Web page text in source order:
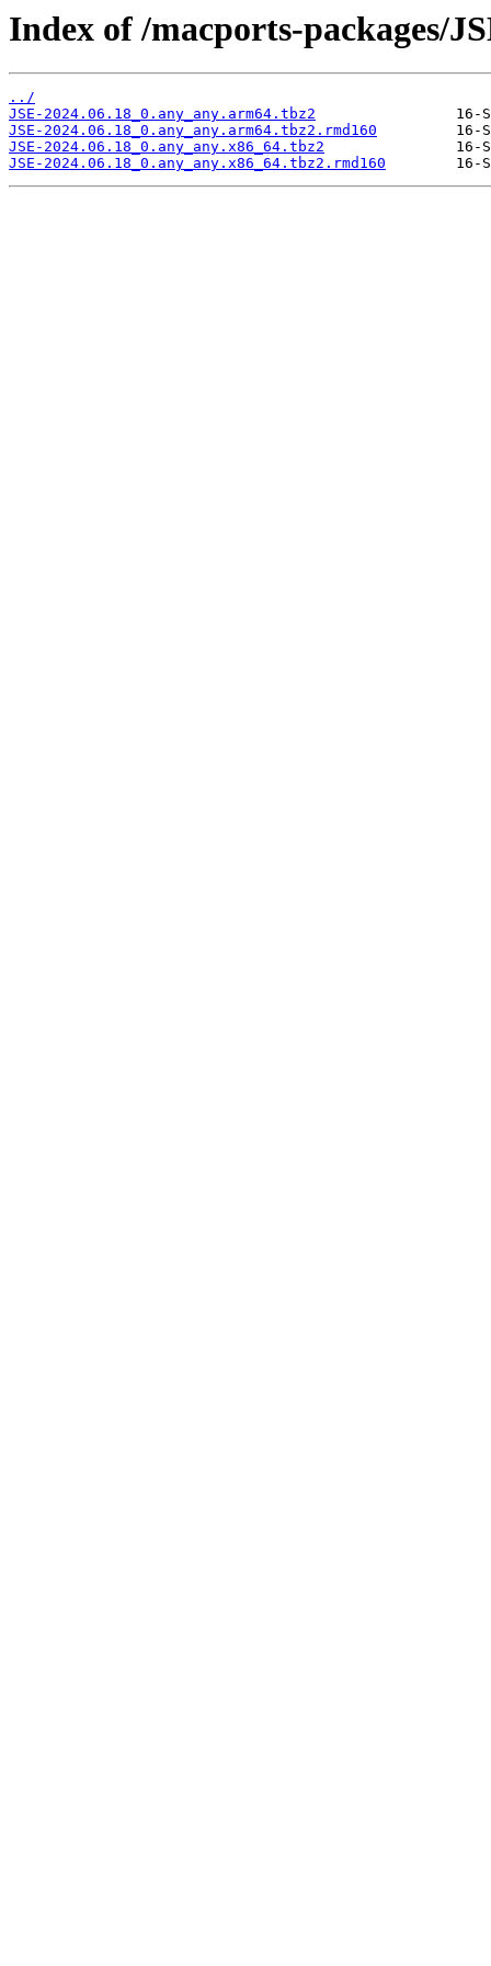
Index of /macports-packages/
../
JSE-2024.06.18_0.any_any.arm64.tbz2
JSE-2024.06.18_0.any_any.arm64.tbz2.rmd160
JSE-2024.06.18_0.any_any.x86_64.tbz2
JSE-2024.06.18_0.any_any.x86_64.tbz2.rmd160